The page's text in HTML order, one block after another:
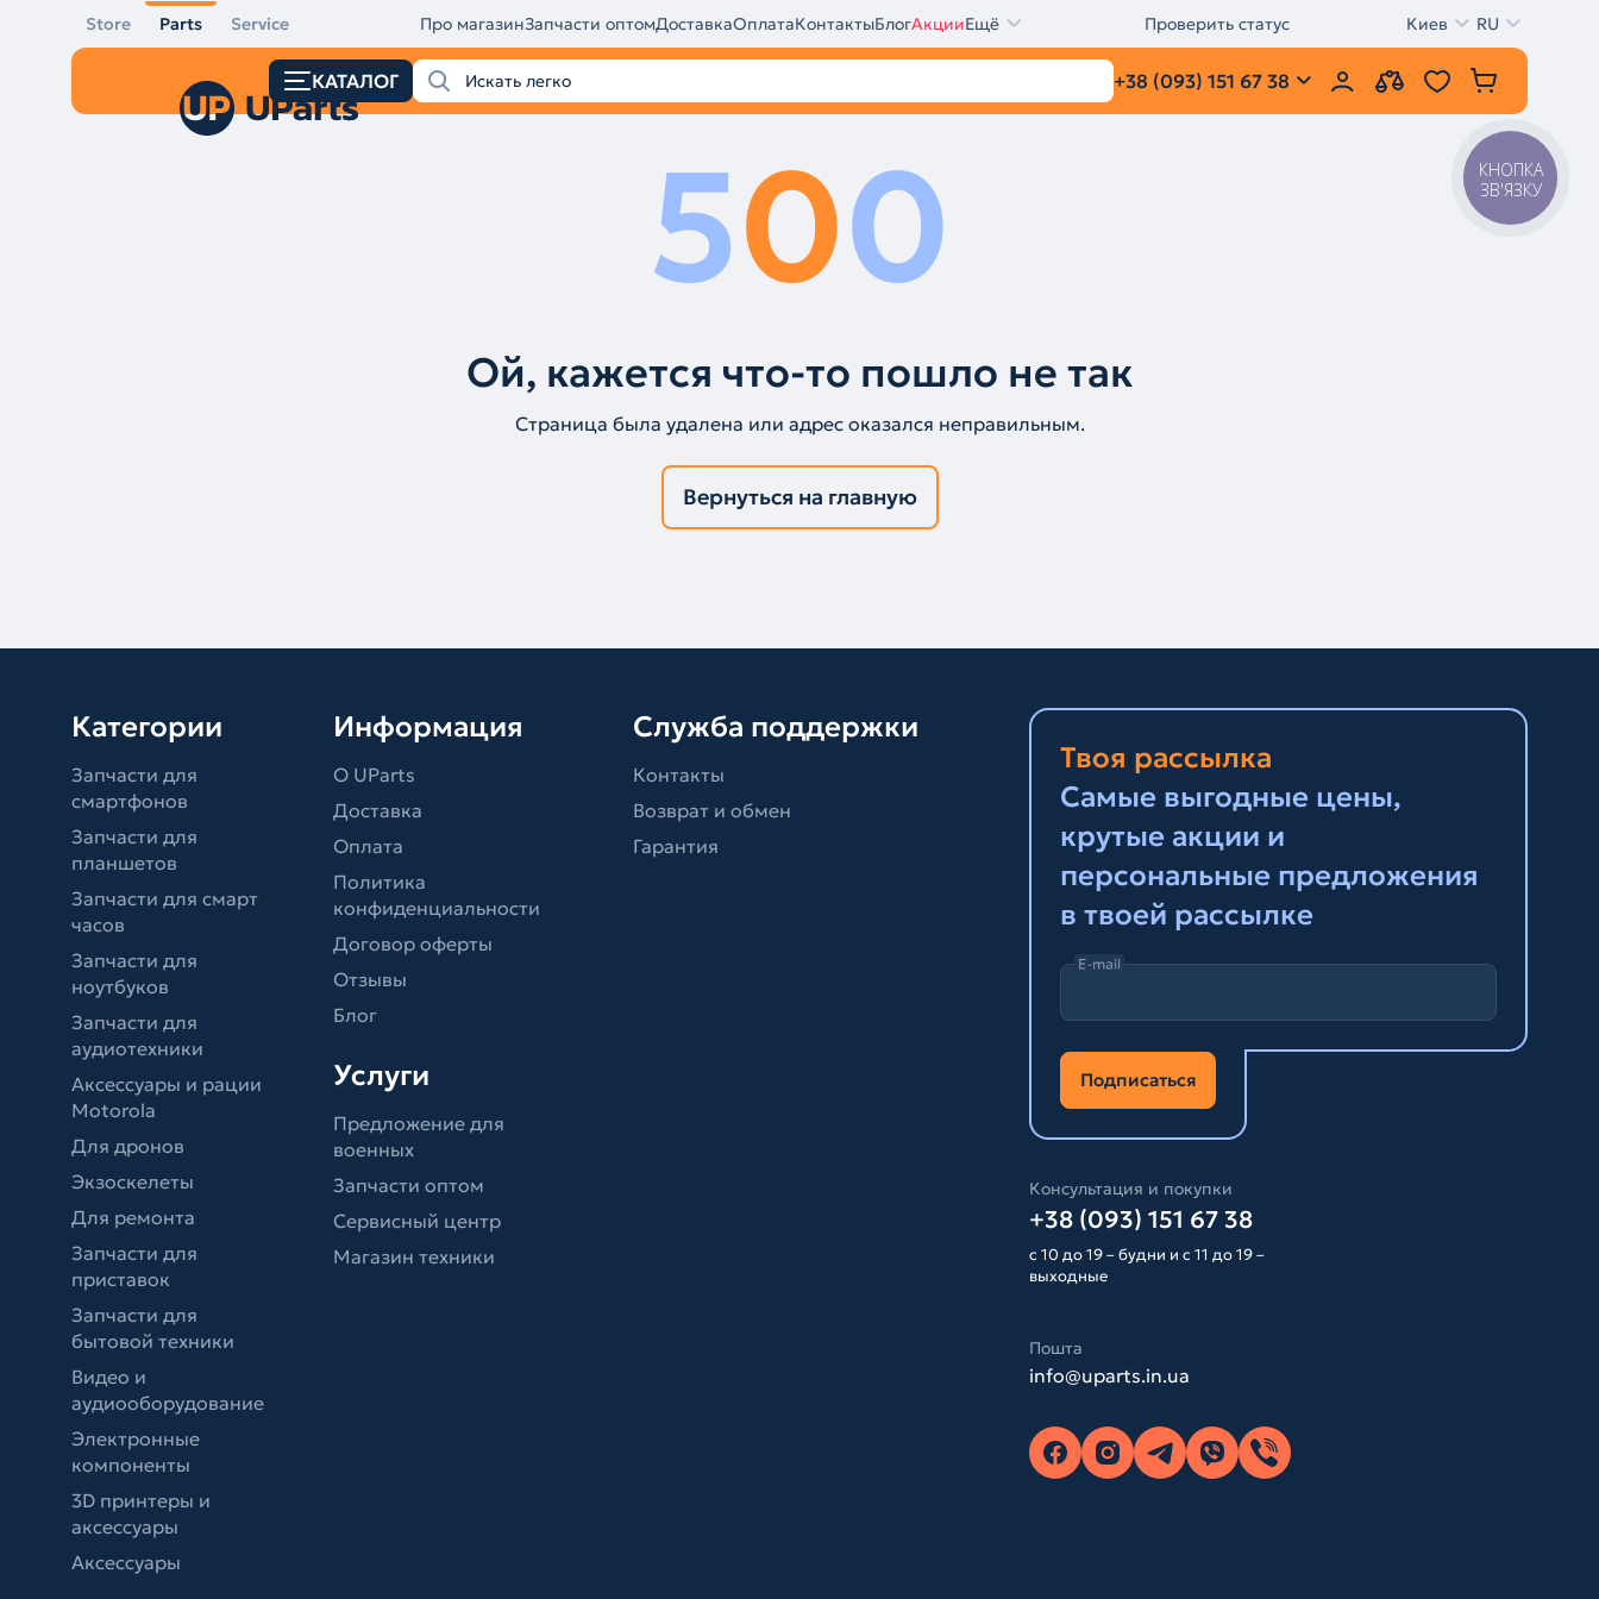
Store Parts Service Про магазинЗапчасти оптомДоставкаОплатаКонтактыБлогАкцииЕщё Проверить статус Киев RU
КАТАЛОГ +38 (093) 151 67 38
500
Ой, кажется что-то пошло не так
Страница была удалена или адрес оказался неправильным.
Вернуться на главную
Категории
Запчасти для
смартфонов
Запчасти для
планшетов
Запчасти для смарт
часов
Запчасти для
ноутбуков
Запчасти для
аудиотехники
Аксессуары и рации
Motorola
Для дронов
Экзоскелеты
Для ремонта
Запчасти для
приставок
Запчасти для
бытовой техники
Видео и
аудиооборудование
Электронные
компоненты
3D принтеры и
аксессуары
Аксессуары
Информация
О UParts
Доставка
Оплата
Политика
конфиденциальности
Договор оферты
Отзывы
Блог
Услуги
Предложение для
военных
Запчасти оптом
Сервисный центр
Магазин техники
Служба поддержки
Контакты
Возврат и обмен
Гарантия
Твоя рассылка
Самые выгодные цены,
крутые акции и
персональные предложения
в твоей рассылке
E-mail
Подписаться
Консультация и покупки
+38 (093) 151 67 38
с 10 до 19 – будни и с 11 до 19 –
выходные
Пошта
info@uparts.in.ua
КНОПКА
ЗВ'ЯЗКУ